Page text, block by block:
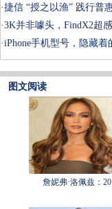
·捷信 “授之以渔” 践行普
·3K并非噱头，FindX2超
·iPhone手机型号，隐藏
图文阅读
詹妮弗·洛佩兹：20